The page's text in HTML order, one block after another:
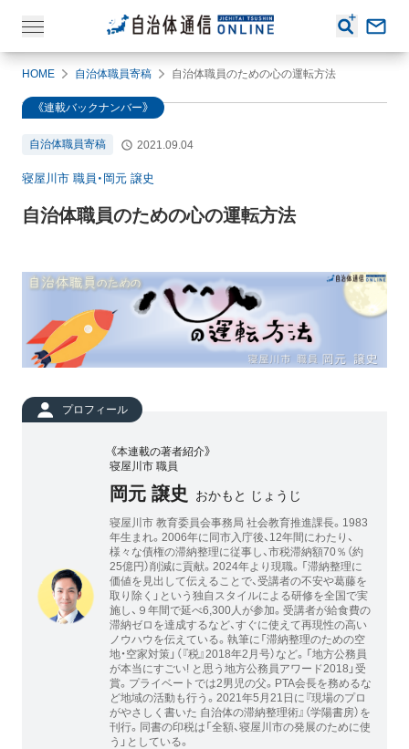
HOME 自治体職員寄稿 自治体職員のための心の運転方法
《連載バックナンバー》
自治体職員寄稿 2021.09.04
寝屋川市 職員・岡元 譲史
自治体職員のための心の運転方法
プロフィール
《本連載の著者紹介》
寝屋川市 職員
岡元 譲史 おかもと じょうじ
寝屋川市 教育委員会事務局 社会教育推進課長。1983
年生まれ。2006年に同市入庁後、12年間にわたり、
様々な債権の滞納整理に従事し、市税滞納額70％（約
25億円）削減に貢献。2024年より現職。「滞納整理に
価値を見出して伝えることで、受講者の不安や葛藤を
取り除く」という独自スタイルによる研修を全国で実
施し、９年間で延べ6,300人が参加。受講者が給食費の
滞納ゼロを達成するなど、すぐに使えて再現性の高い
ノウハウを伝えている。執筆に「滞納整理のための空
地・空家対策」（『税』2018年2月号）など。「地方公務員
が本当にすごい! と思う地方公務員アワード2018」受
賞。プライベートでは2男児の父。PTA会長を務めるな
ど地域の活動も行う。2021年5月21日に『現場のプロ
がやさしく書いた 自治体の滞納整理術』（学陽書房）を
刊行。同書の印税は「全額、寝屋川市の発展のために使
う」としている。